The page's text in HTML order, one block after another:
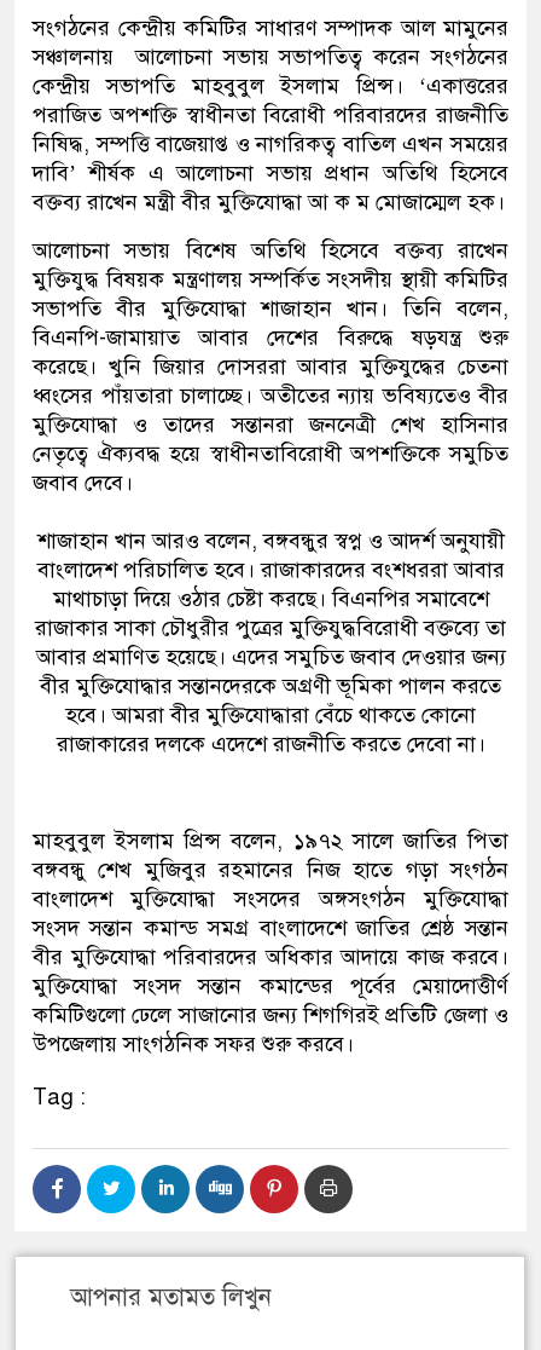
সংগঠনের কেন্দ্রীয় কমিটির সাধারণ সম্পাদক আল মামুনের
সঞ্চালনায় আলোচনা সভায় সভাপতিত্ব করেন সংগঠনের
কেন্দ্রীয় সভাপতি মাহবুবুল ইসলাম প্রিন্স। ‘একাত্তরের
পরাজিত অপশক্তি স্বাধীনতা বিরোধী পরিবারদের রাজনীতি
নিষিদ্ধ, সম্পত্তি বাজেয়াপ্ত ও নাগরিকত্ব বাতিল এখন সময়ের
দাবি’ শীর্ষক এ আলোচনা সভায় প্রধান অতিথি হিসেবে
বক্তব্য রাখেন মন্ত্রী বীর মুক্তিযোদ্ধা আ ক ম মোজাম্মেল হক।
আলোচনা সভায় বিশেষ অতিথি হিসেবে বক্তব্য রাখেন
মুক্তিযুদ্ধ বিষয়ক মন্ত্রণালয় সম্পর্কিত সংসদীয় স্থায়ী কমিটির
সভাপতি বীর মুক্তিযোদ্ধা শাজাহান খান। তিনি বলেন,
বিএনপি-জামায়াত আবার দেশের বিরুদ্ধে ষড়যন্ত্র শুরু
করেছে। খুনি জিয়ার দোসররা আবার মুক্তিযুদ্ধের চেতনা
ধ্বংসের পাঁয়তারা চালাচ্ছে। অতীতের ন্যায় ভবিষ্যতেও বীর
মুক্তিযোদ্ধা ও তাদের সন্তানরা জননেত্রী শেখ হাসিনার
নেতৃত্বে ঐক্যবদ্ধ হয়ে স্বাধীনতাবিরোধী অপশক্তিকে সমুচিত
জবাব দেবে।
শাজাহান খান আরও বলেন, বঙ্গবন্ধুর স্বপ্ন ও আদর্শ অনুযায়ী
বাংলাদেশ পরিচালিত হবে। রাজাকারদের বংশধররা আবার
মাথাচাড়া দিয়ে ওঠার চেষ্টা করছে। বিএনপির সমাবেশে
রাজাকার সাকা চৌধুরীর পুত্রের মুক্তিযুদ্ধবিরোধী বক্তব্যে তা
আবার প্রমাণিত হয়েছে। এদের সমুচিত জবাব দেওয়ার জন্য
বীর মুক্তিযোদ্ধার সন্তানদেরকে অগ্রণী ভূমিকা পালন করতে
হবে। আমরা বীর মুক্তিযোদ্ধারা বেঁচে থাকতে কোনো
রাজাকারের দলকে এদেশে রাজনীতি করতে দেবো না।
মাহবুবুল ইসলাম প্রিন্স বলেন, ১৯৭২ সালে জাতির পিতা
বঙ্গবন্ধু শেখ মুজিবুর রহমানের নিজ হাতে গড়া সংগঠন
বাংলাদেশ মুক্তিযোদ্ধা সংসদের অঙ্গসংগঠন মুক্তিযোদ্ধা
সংসদ সন্তান কমান্ড সমগ্র বাংলাদেশে জাতির শ্রেষ্ঠ সন্তান
বীর মুক্তিযোদ্ধা পরিবারদের অধিকার আদায়ে কাজ করবে।
মুক্তিযোদ্ধা সংসদ সন্তান কমান্ডের পূর্বের মেয়াদোত্তীর্ণ
কমিটিগুলো ঢেলে সাজানোর জন্য শিগগিরই প্রতিটি জেলা ও
উপজেলায় সাংগঠনিক সফর শুরু করবে।
Tag :
আপনার মতামত লিখুন